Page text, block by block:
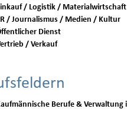
/ Logistik / Materialwirtschaft
/ Journalismus / Medien / Kultur
Dienst
/ Verkauf
Berufe & Verwaltung in